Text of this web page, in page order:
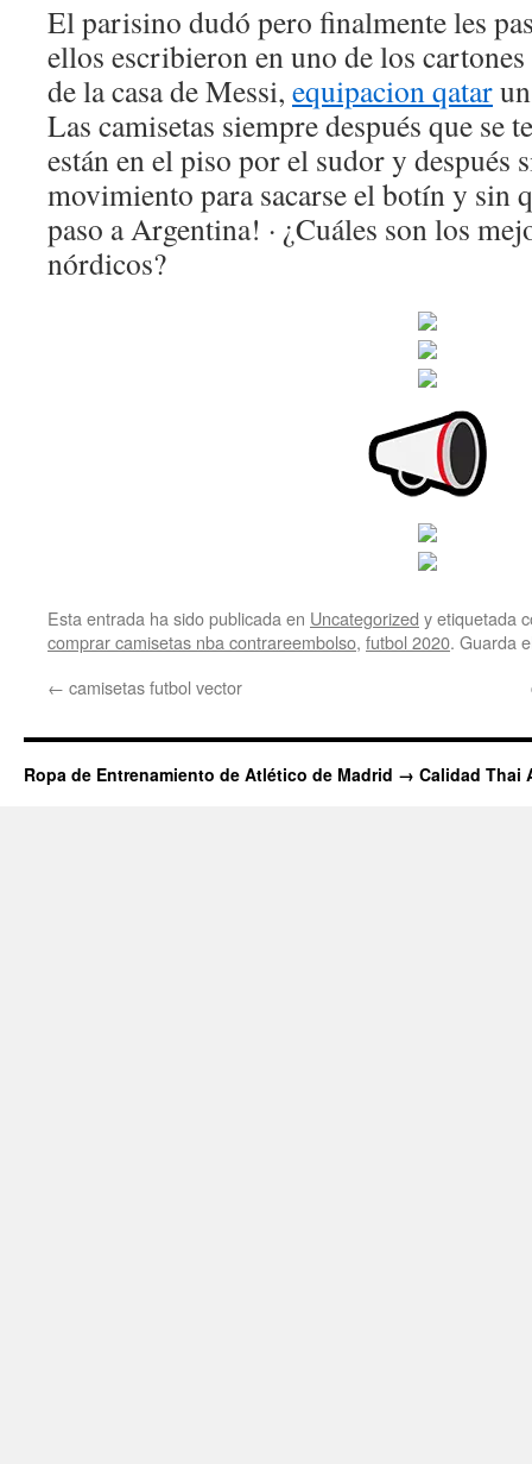
El parisino dudó pero finalmente les
ellos escribieron en uno de los
de la casa de Messi, equipacion qatar
Las camisetas siempre después que se
están en el piso por el sudor y después
movimiento para sacarse el botín y sin
paso a Argentina! · ¿Cuáles son los
nórdicos?
Esta entrada ha sido publicada en Uncategorized y etiquetada
comprar camisetas nba contrareembolso, futbol 2020. Guarda
← camisetas futbol vector
Ropa de Entrenamiento de Atlético de Madrid → Calidad Thai